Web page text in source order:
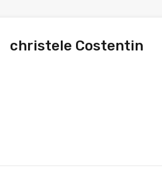
christele Costentin